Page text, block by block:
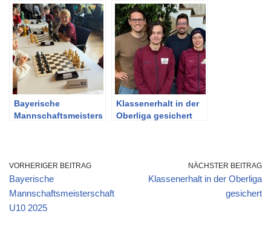
Bayerische
Mannschaftsmeisters
Klassenerhalt in der
Oberliga gesichert
VORHERIGER BEITRAG
Bayerische
Mannschaftsmeisterschaft
U10 2025
NÄCHSTER BEITRAG
Klassenerhalt in der Oberliga
gesichert